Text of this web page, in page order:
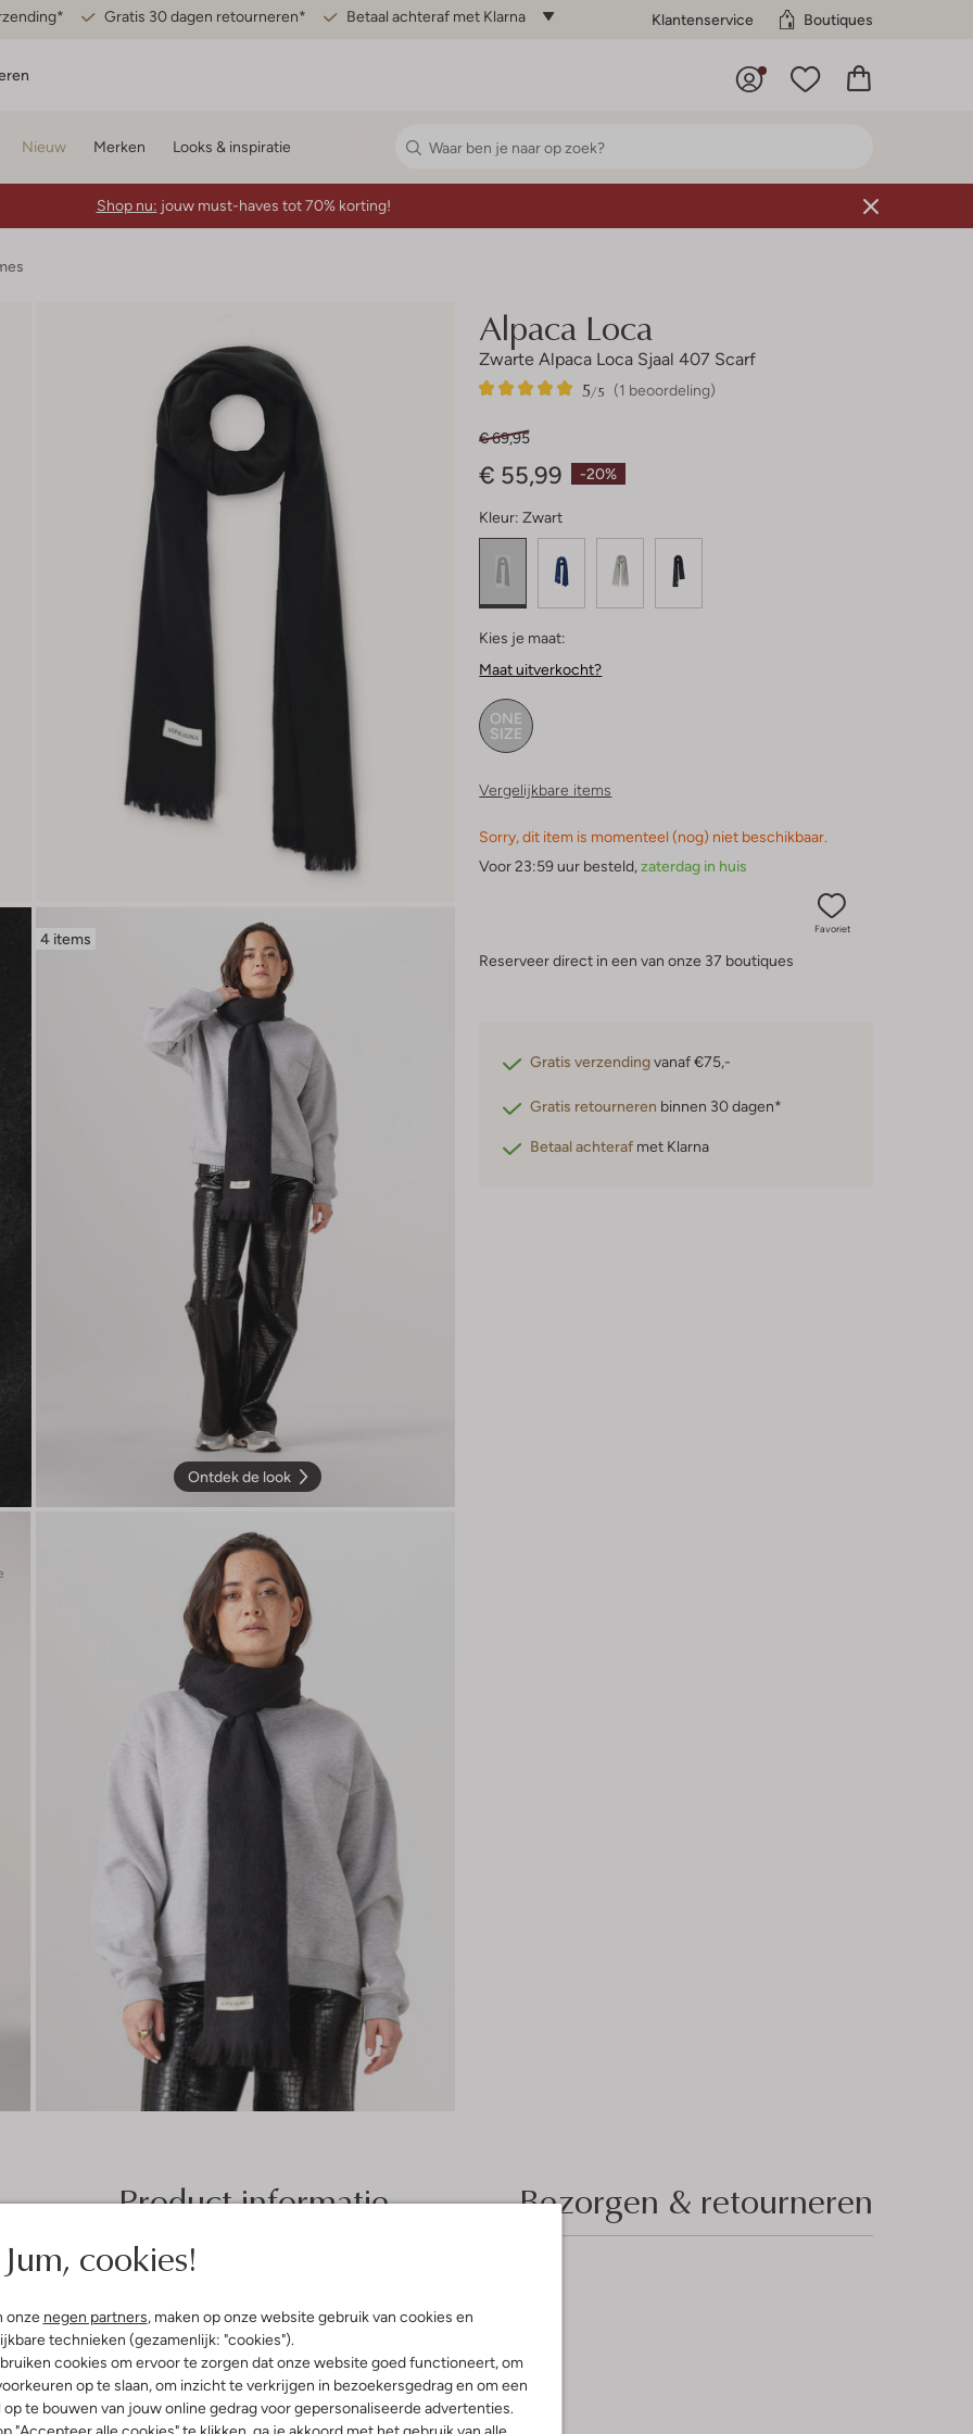
Gratis 30 dagen retourneren* Betaal achteraf met Klarna Klantenservice Boutiques
Jum, cookies!
onze negen partners, maken op onze website gebruik van cookies en
technieken (gezamenlijk: "cookies").
cookies om ervoor te zorgen dat onze website goed functioneert, om
op te slaan, om inzicht te verkrijgen in bezoekersgedrag en om een
te bouwen van jouw online gedrag voor gepersonaliseerde advertenties.
Nieuw Merken Looks & inspiratie
Shop nu: jouw must-haves tot 70% korting!
4 items
Ontdek de look
Alpaca Loca
Zwarte Alpaca Loca Sjaal 407 Scarf
(1 beoordeling)
5/5
1
5
-20%
€ 69,95
€ 55,99
Kleur: Zwart
Kies je maat:
Maat uitverkocht?
ONE
SIZE
Vergelijkbare items
Sorry, dit item is momenteel (nog) niet beschikbaar.
Voor 23:59 uur besteld, zaterdag in huis
Favoriet
Reserveer direct in een van onze 37 boutiques
Gratis verzendingvanaf €75,-
Gratis retourneren binnen 30 dagen*
Betaal achteraf met Klarna
Product informatie Bezorgen & retourneren